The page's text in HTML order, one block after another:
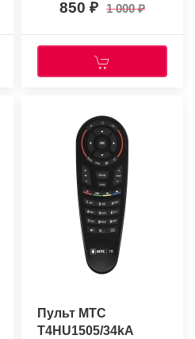
850 1 000
Пульт МТС
T4HU1505/34kA